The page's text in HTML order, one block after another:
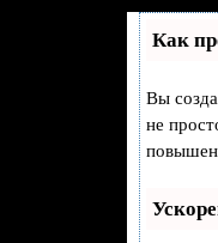
Как
Вы
не